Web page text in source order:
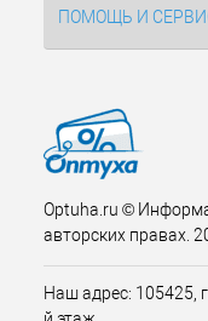
ПОМОЩЬ И
Optuha.ru ©
авторских правах.
Наш адрес: 105425,